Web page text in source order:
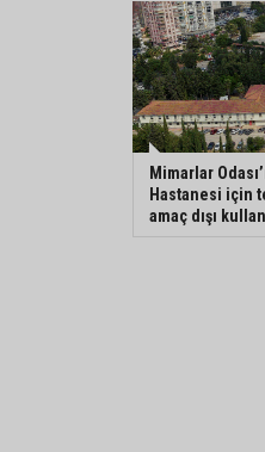
Mimarlar
Hastanesi için
amaç dışı